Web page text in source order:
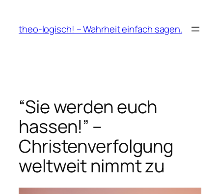
springen
theo-logisch! – Wahrheit einfach sagen.
“Sie werden euch
hassen!” –
Christenverfolgung
weltweit nimmt zu